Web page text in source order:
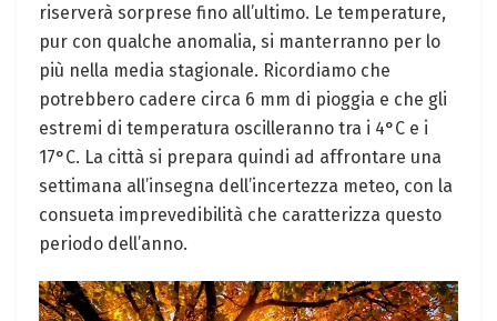
riserverà sorprese fino all’ultimo. Le temperature,
pur con qualche anomalia, si manterranno per lo
più nella media stagionale. Ricordiamo che
potrebbero cadere circa 6 mm di pioggia e che gli
estremi di temperatura oscilleranno tra i 4°C e i
17°C. La città si prepara quindi ad affrontare una
settimana all’insegna dell’incertezza meteo, con la
consueta imprevedibilità che caratterizza questo
periodo dell’anno.